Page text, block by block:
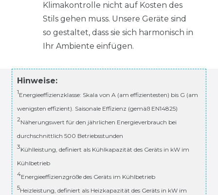
Klimakontrolle nicht auf Kosten des
Stils gehen muss. Unsere Geräte sind
so gestaltet, dass sie sich harmonisch in
Ihr Ambiente einfügen.
Hinweise:
1Energieeffizienzklasse: Skala von A (am effizientesten) bis G (am
wenigsten effizient). Saisonale Effizienz (gemäß EN14825)
2Näherungswert für den jährlichen Energieverbrauch bei
durchschnittlich 500 Betriebsstunden
3Kühlleistung, definiert als Kühlkapazität des Geräts in kW im
Kühlbetrieb
4Energieeffizienzgröße des Geräts im Kühlbetrieb
5Heizleistung, definiert als Heizkapazität des Geräts in kW im